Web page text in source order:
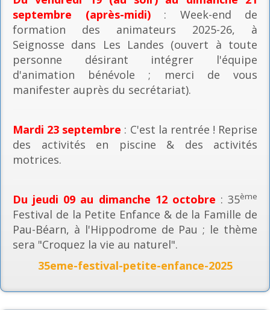
septembre (après-midi): Week-end de
formation des animateurs 2025-26, à
Seignosse dans Les Landes (ouvert à toute
personne désirant intégrer l'équipe
d'animation bénévole ; merci de vous
manifester auprès du secrétariat).
Mardi 23 septembre : C'est la rentrée ! Reprise
des activités en piscine & des activités
motrices.
Du jeudi 09 au dimanche 12 octobre : 35ème
Festival de la Petite Enfance & de la Famille de
Pau-Béarn, à l'Hippodrome de Pau ; le thème
sera "Croquez la vie au naturel".
35eme-festival-petite-enfance-2025